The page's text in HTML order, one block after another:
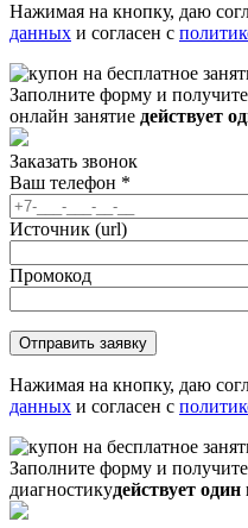
Нажимая на кнопку, даю
данных и согласен с
Заполните форму и
онлайн занятие действует
Заказать звонок
Ваш телефон *
Источник (url)
Промокод
Нажимая на кнопку, даю
данных и согласен с
Заполните форму и
диагностикудействует один